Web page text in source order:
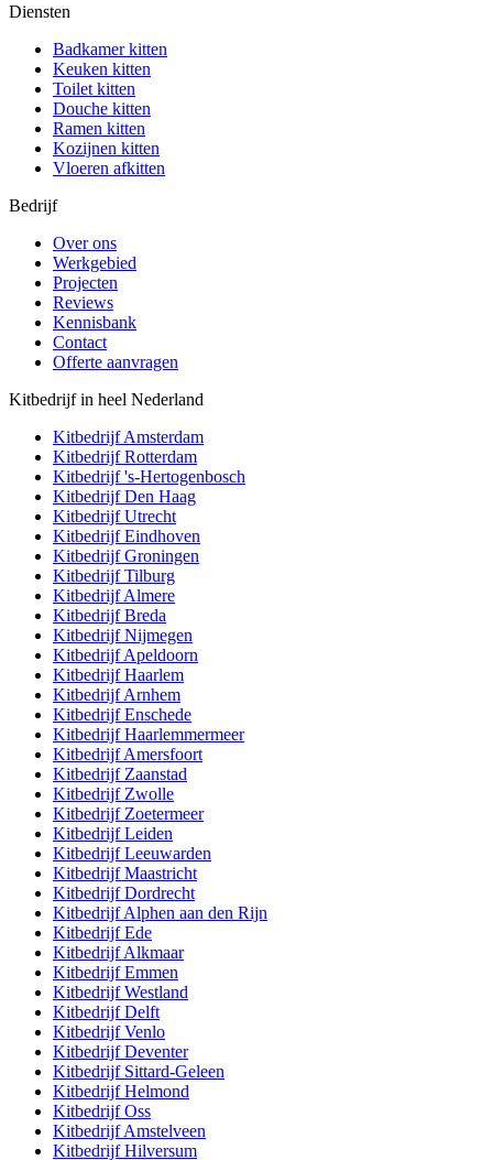
Diensten
Badkamer kitten
Keuken kitten
Toilet kitten
Douche kitten
Ramen kitten
Kozijnen kitten
Vloeren afkitten
Bedrijf
Over ons
Werkgebied
Projecten
Reviews
Kennisbank
Contact
Offerte aanvragen
Kitbedrijf in heel Nederland
KitbedrijfAmsterdam
KitbedrijfRotterdam
Kitbedrijf's-Hertogenbosch
KitbedrijfDen Haag
KitbedrijfUtrecht
KitbedrijfEindhoven
KitbedrijfGroningen
KitbedrijfTilburg
KitbedrijfAlmere
KitbedrijfBreda
KitbedrijfNijmegen
KitbedrijfApeldoorn
KitbedrijfHaarlem
KitbedrijfArnhem
KitbedrijfEnschede
KitbedrijfHaarlemmermeer
KitbedrijfAmersfoort
Kitbedrijf Zaanstad
Kitbedrijf Zwolle
Kitbedrijf Zoetermeer
KitbedrijfLeiden
KitbedrijfLeeuwarden
KitbedrijfMaastricht
KitbedrijfDordrecht
KitbedrijfAlphen aan den Rijn
KitbedrijfEde
KitbedrijfAlkmaar
KitbedrijfEmmen
KitbedrijfWestland
KitbedrijfDelft
KitbedrijfVenlo
KitbedrijfDeventer
Kitbedrijf Sittard-Geleen
KitbedrijfHelmond
KitbedrijfOss
KitbedrijfAmstelveen
KitbedrijfHilversum